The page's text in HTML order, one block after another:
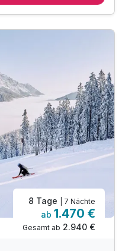
Ihrem Zimmer
8 Tage | 7 Nächte
ab 1.470 €
Gesamt ab 2.940 €